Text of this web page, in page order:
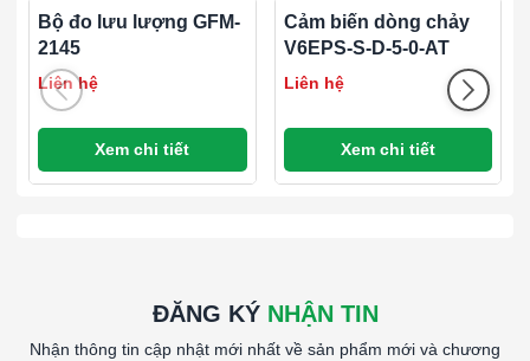
Bộ đo lưu lượng GFM-
2145
Liên hệ
Xem chi tiết
Cảm biến dòng chảy
V6EPS-S-D-5-0-AT
Liên hệ
Xem chi tiết
ĐĂNG KÝ NHẬN TIN
Nhận thông tin cập nhật mới nhất về sản phẩm mới và chương